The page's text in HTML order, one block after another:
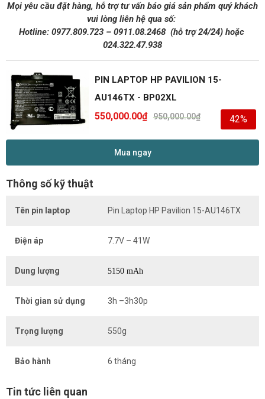
Mọi yêu cầu đặt hàng, hỗ trợ tư vấn báo giá sản phẩm quý khách
vui lòng liên hệ qua số:
Hotline: 0977.809.723– 0911.08.2468 (hỗ trợ 24/24)hoặc
024.322.47.938
PIN LAPTOP HP PAVILION 15-
AU146TX - BP02XL
950,000.00₫
550,000.00₫ 42%
Mua ngay
Thông số kỹ thuật
Tên pin laptop Pin Laptop HP Pavilion 15-AU146TX
Điện áp 7.7V – 41W
Dung lượng 5150 mAh
Thời gian sử dụng 3h –3h30p
Trọng lượng 550g
Bảo hành 6 tháng
Tin tức liên quan